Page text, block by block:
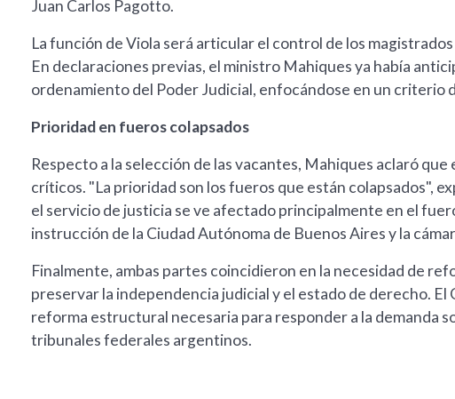
Juan Carlos Pagotto.
La función de Viola será articular el control de los
En declaraciones previas, el ministro Mahiques ya había
ordenamiento del Poder Judicial, enfocándose en un
Prioridad en fueros colapsados
Respecto a la selección de las vacantes, Mahiques aclaró
críticos. "La prioridad son los fueros que están colapsados",
el servicio de justicia se ve afectado principalmente en el
instrucción de la Ciudad Autónoma de Buenos Aires y la
Finalmente, ambas partes coincidieron en la necesidad de
preservar la independencia judicial y el estado de derecho.
reforma estructural necesaria para responder a la demanda
tribunales federales argentinos.